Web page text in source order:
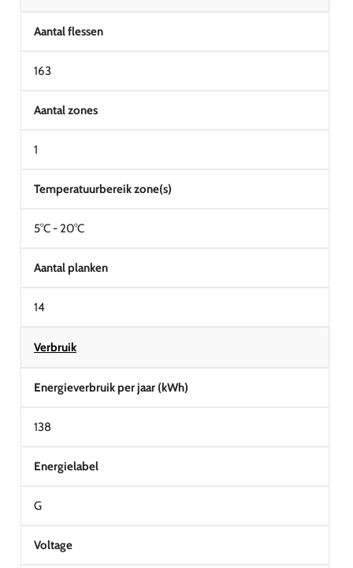
Aantal flessen
163
Aantal zones
1
Temperatuurbereik zone(s)
5°C - 20°C
Aantal planken
14
Verbruik
Energieverbruik per jaar (kWh)
138
Energielabel
G
Voltage